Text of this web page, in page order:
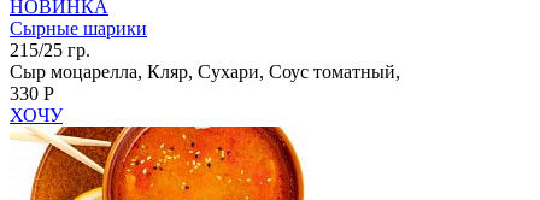
НОВИНКА
Сырные шарики
215/25 гр.
Сыр моцарелла, Кляр, Сухари, Соус томатный,
330 Р
ХОЧУ